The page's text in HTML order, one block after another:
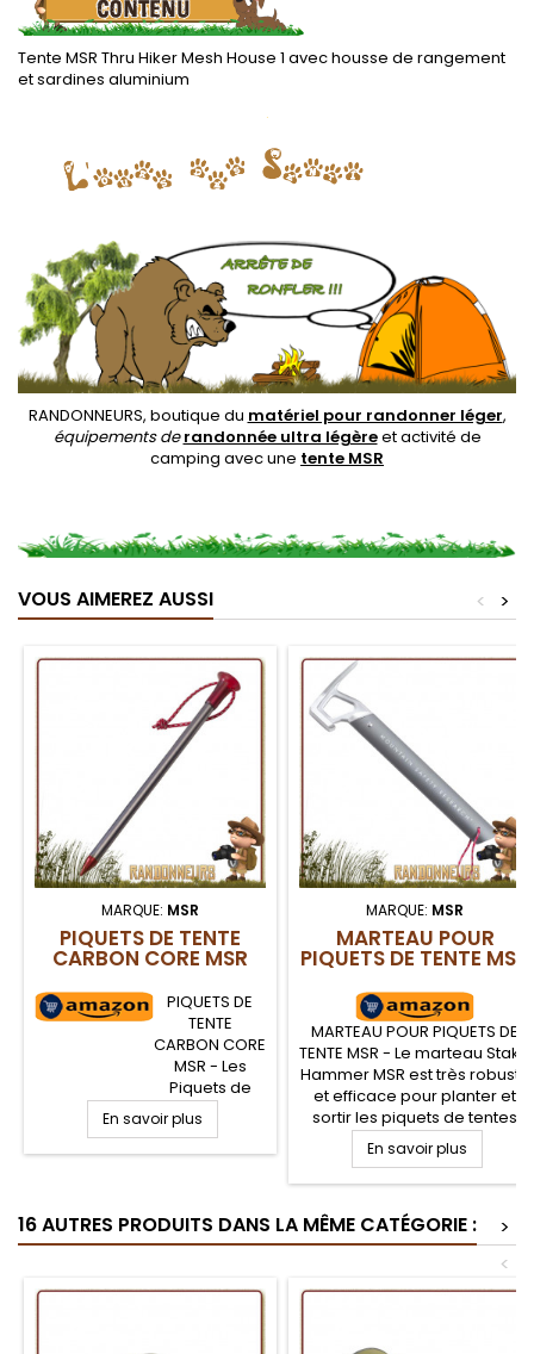
Tente MSR Thru Hiker Mesh House 1 avec housse de rangement
et sardines aluminium
.
RANDONNEURS, boutique du matériel pour randonner léger,
équipements derandonnée ultra légèreet activité de
camping avec une tente MSR
VOUS AIMEREZ AUSSI >
<
MARQUE: MSR
PIQUETS DE TENTE
CARBON CORE MSR
PIQUETS DE
TENTE
CARBON CORE
MSR - Les
Piquets de
tente ultra
léger et
robuste, les
MSR allient
ultra
En savoir plus
MARQUE: MSR
MARTEAU POUR
PIQUETS DE TENTE MSR
MARTEAU POUR PIQUETS DE
TENTE MSR - Le marteau Stake
Hammer MSR est très robuste
et efficace pour planter et
sortir les piquets de tentes
randonnée légère MSR, et
cela en toutes situations,
même sur sols rocailleux.
les piquets sans riper, et dos
pied de biche. Décapsuleur
En savoir plus
16 AUTRES PRODUITS DANS LA MÊME CATÉGORIE :
>
<